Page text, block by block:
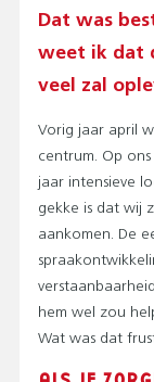
Dat was
weet ik dat
veel zal
Vorig jaar april
centrum. Op
jaar intensieve
gekke is dat wij
aankomen. De
hem wel zou
Wat was dat